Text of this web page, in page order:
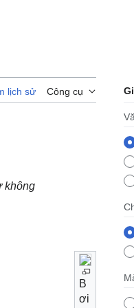
lịch sử Công cụ
không
B
ơi